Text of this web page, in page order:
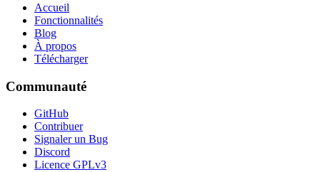
Accueil
Fonctionnalités
Blog
À propos
Télécharger
Communauté
GitHub
Contribuer
Signaler un Bug
Discord
Licence GPLv3